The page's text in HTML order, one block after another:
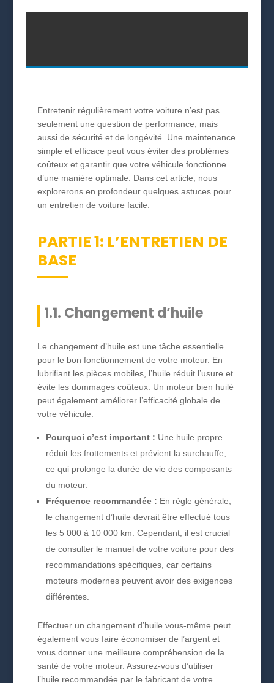
Entretenir régulièrement votre voiture n’est pas
seulement une question de performance, mais
aussi de sécurité et de longévité. Une maintenance
simple et efficace peut vous éviter des problèmes
coûteux et garantir que votre véhicule fonctionne
d’une manière optimale. Dans cet article, nous
explorerons en profondeur quelques astuces pour
un entretien de voiture facile.
PARTIE 1: L’ENTRETIEN DE
BASE
1.1. Changement d’huile
Le changement d’huile est une tâche essentielle
pour le bon fonctionnement de votre moteur. En
lubrifiant les pièces mobiles, l’huile réduit l’usure et
évite les dommages coûteux. Un moteur bien huilé
peut également améliorer l’efficacité globale de
votre véhicule.
Pourquoi c’est important : Une huile propre
réduit les frottements et prévient la surchauffe,
ce qui prolonge la durée de vie des composants
du moteur.
Fréquence recommandée : En règle générale,
le changement d’huile devrait être effectué tous
les 5 000 à 10 000 km. Cependant, il est crucial
de consulter le manuel de votre voiture pour des
recommandations spécifiques, car certains
moteurs modernes peuvent avoir des exigences
différentes.
Effectuer un changement d’huile vous-même peut
également vous faire économiser de l’argent et
vous donner une meilleure compréhension de la
santé de votre moteur. Assurez-vous d’utiliser
l’huile recommandée par le fabricant de votre